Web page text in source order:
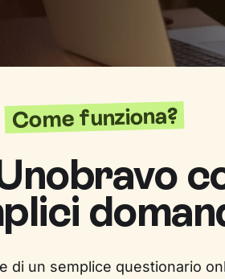
Come funziona?
di un semplice questionario